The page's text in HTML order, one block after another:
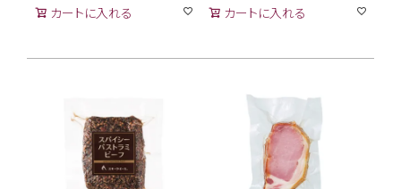
カートに入れる カートに入れる